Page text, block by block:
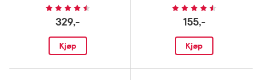
329,-
Kjøp
155,-
Kjøp